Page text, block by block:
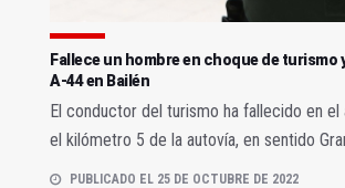
Fallece un hombre en choque de turismo
A-44 en Bailén
El conductor del turismo ha fallecido en el
el kilómetro 5 de la autovía, en sentido
PUBLICADO EL 25 DE OCTUBRE DE 2022